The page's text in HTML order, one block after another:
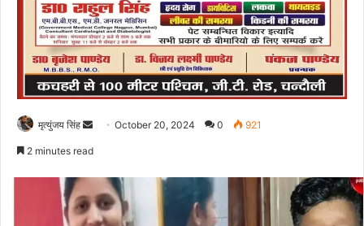
मृत्युंजय सिंह
SendOctober 20, 2024 0 921
2 minutes read